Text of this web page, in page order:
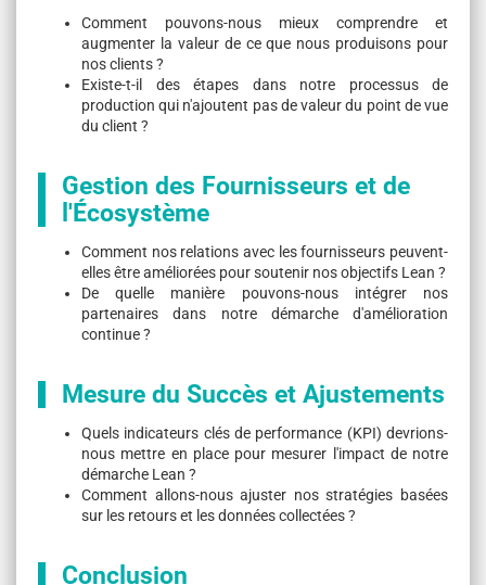
Comment pouvons-nous mieux comprendre et
augmenter la valeur de ce que nous produisons pour
nos clients ?
Existe-t-il des étapes dans notre processus de
production qui n'ajoutent pas de valeur du point de vue
du client ?
Gestion des Fournisseurs et de
l'Écosystème
Comment nos relations avec les fournisseurs peuvent-
elles être améliorées pour soutenir nos objectifs Lean ?
De quelle manière pouvons-nous intégrer nos
partenaires dans notre démarche d'amélioration
continue ?
Mesure du Succès et Ajustements
Quels indicateurs clés de performance (KPI) devrions-
nous mettre en place pour mesurer l'impact de notre
démarche Lean ?
Comment allons-nous ajuster nos stratégies basées
sur les retours et les données collectées ?
Conclusion